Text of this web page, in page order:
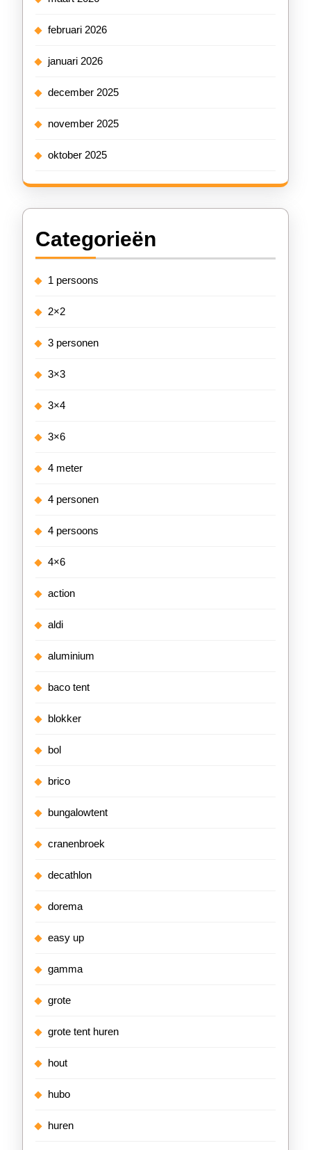
februari 2026
januari 2026
december 2025
november 2025
oktober 2025
Categorieën
1 persoons
2×2
3 personen
3×3
3×4
3×6
4 meter
4 personen
4 persoons
4×6
action
aldi
aluminium
baco tent
blokker
bol
brico
bungalowtent
cranenbroek
decathlon
dorema
easy up
gamma
grote
grote tent huren
hout
hubo
huren